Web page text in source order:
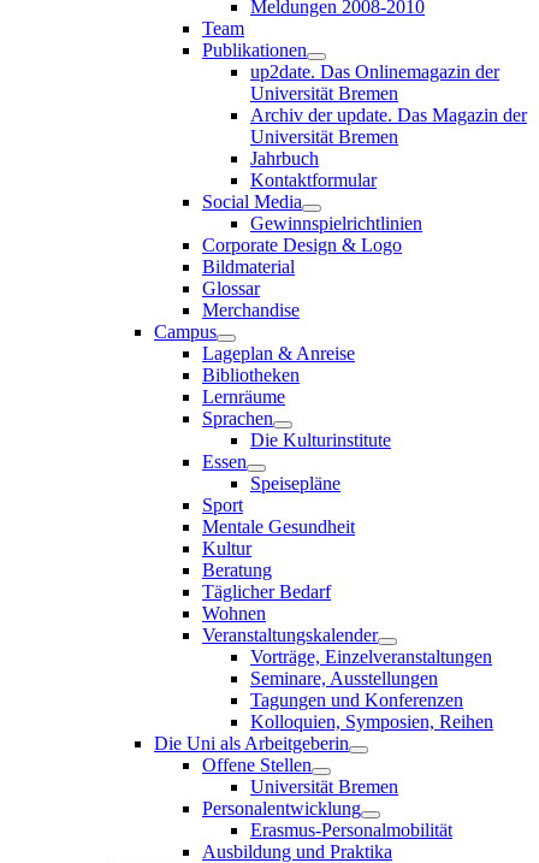
Meldungen 2008-2010
Team
Publikationen
up2date. Das Onlinemagazin der
Universität Bremen
Archiv der update. Das Magazin der
Universität Bremen
Jahrbuch
Kontaktformular
Social Media
Gewinnspielrichtlinien
Corporate Design & Logo
Bildmaterial
Glossar
Merchandise
Campus
Lageplan & Anreise
Bibliotheken
Lernräume
Sprachen
Die Kulturinstitute
Essen
Speisepläne
Sport
Mentale Gesundheit
Kultur
Beratung
Täglicher Bedarf
Wohnen
Veranstaltungskalender
Vorträge, Einzelveranstaltungen
Seminare, Ausstellungen
Tagungen und Konferenzen
Kolloquien, Symposien, Reihen
Die Uni als Arbeitgeberin
Offene Stellen
Universität Bremen
Personalentwicklung
Erasmus-Personalmobilität
Ausbildung und Praktika